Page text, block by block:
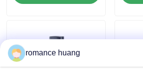
καλλυντικό μπουκάλι λοσιόν
Καλλυντικό βάζο κρέμας
romance huang